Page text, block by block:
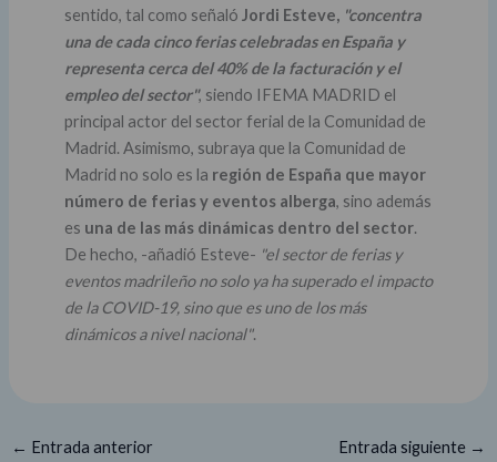
sentido, tal como señaló Jordi Esteve,"concentra
una de cada cinco ferias celebradas en España y
representa cerca del 40% de la facturación y el
empleo del sector", siendo IFEMA MADRID el
principal actor del sector ferial de la Comunidad de
Madrid. Asimismo, subraya que la Comunidad de
Madrid no solo es la región de España que mayor
número de ferias y eventos alberga, sino además
es una de las más dinámicas dentro del sector.
De hecho, -añadió Esteve- "el sector de ferias y
eventos madrileño no solo ya ha superado el impacto
de la COVID-19, sino que es uno de los más
dinámicos a nivel nacional".
← Entrada anterior Entrada siguiente →